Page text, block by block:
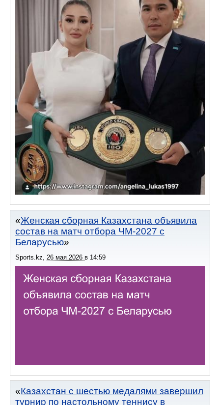
Женская сборная Казахстана объявила
состав на матч отбора ЧМ-2027 с
Беларусью
Sports.kz, 26 мая 2026 в 14:59
Казахстан с шестью медалями завершил
турнир по настольному теннису в